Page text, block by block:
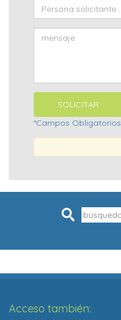
*Campos Obligatorios
Pesquisar
Acceso también: